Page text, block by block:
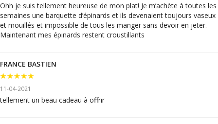
Ohh je suis tellement heureuse de mon plat! Je m’achète à toutes les
semaines une barquette d’épinards et ils devenaient toujours vaseux
et mouillés et impossible de tous les manger sans devoir en jeter.
Maintenant mes épinards restent croustillants
FRANCE BASTIEN
11-04-2021
tellement un beau cadeau à offrir